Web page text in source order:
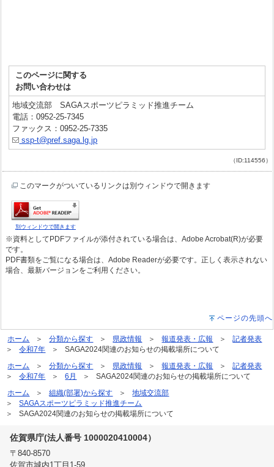
このページに関する
お問い合わせは
地域交流部 SAGAスポーツピラミッド推進チーム
電話：0952-25-7345
ファックス：0952-25-7335
ssp-t@pref.saga.lg.jp
（ID:114556）
このマークがついているリンクは別ウィンドウで開きます
別ウィンドウで開きます
※資料としてPDFファイルが添付されている場合は、Adobe Acrobat(R)が必要
です。
PDF書類をご覧になる場合は、Adobe Readerが必要です。正しく表示されない
場合、最新バージョンをご利用ください。
ページの先頭へ
ホーム 分類から探す 県政情報 報道発表・広報
記者発表
令和7年
SAGA2024関連のお知らせの掲載場所について
ホーム
分類から探す 県政情報 報道発表・広報
記者発表
令和7年
6月
SAGA2024関連のお知らせの掲載場所について
ホーム
組織(部署)から探す
地域交流部
SAGAスポーツピラミッド推進チーム
SAGA2024関連のお知らせの掲載場所について
佐賀県庁(法人番号 1000020410004）
〒840-8570
佐賀市城内1丁目1-59